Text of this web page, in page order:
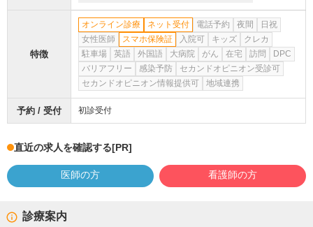
特徴
オンライン診療 ネット受付 電話予約 夜間
日祝
女性医師
スマホ保険証 入院可 キッズ
クレカ
駐車場
英語 外国語 大病院 がん 在宅 訪問
DPC
バリアフリー
感染予防
セカンドオピニオン受診可
セカンドオピニオン情報提供可
地域連携
予約 / 受付 初診受付
直近の求人を確認する[PR]
医師の方 看護師の方
診療案内